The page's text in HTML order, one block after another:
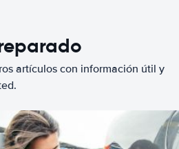
artículos con información útil y